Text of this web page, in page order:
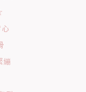
心
繃